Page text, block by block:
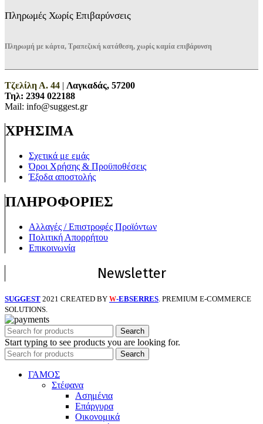
Πληρωμές Χωρίς Επιβαρύνσεις
Πληρωμή με κάρτα, Τραπεζική κατάθεση, χωρίς καμία επιβάρυνση
Τζελίλη Α. 44 | Λαγκαδάς, 57200
Τηλ: 2394 022188
Mail: info@suggest.gr
ΧΡΗΣΙΜΑ
Σχετικά με εμάς
Όροι Χρήσης & Προϋποθέσεις
Έξοδα αποστολής
ΠΛΗΡΟΦΟΡΙΕΣ
Αλλαγές / Επιστροφές Προϊόντων
Πολιτική Απορρήτου
Επικοινωνία
Newsletter
SUGGEST 2021 CREATED BY W-EBSERRES . PREMIUM E-COMMERCE
SOLUTIONS.
Search
Start typing to see products you are looking for.
Search
ΓΑΜΟΣ
Στέφανα
Ασημένια
Επάργυρα
Οικονομικά